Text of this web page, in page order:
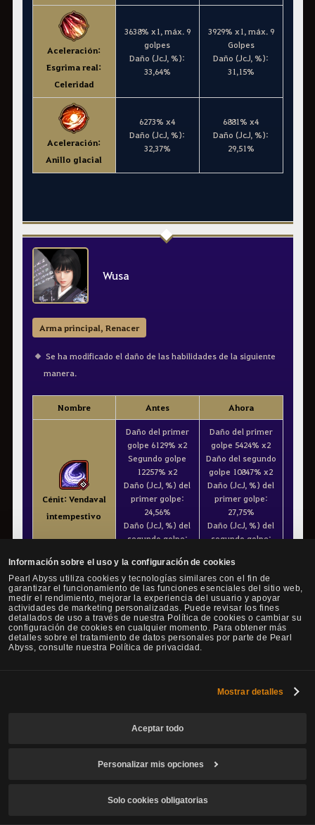
Información sobre el uso y la configuración de cookies
Pearl Abyss utiliza cookies y tecnologías similares con el fin de
garantizar el funcionamiento de las funciones esenciales del sitio web,
medir el rendimiento, mejorar la experiencia del usuario y apoyar
actividades de marketing personalizadas. Puede revisar los fines
detallados de uso a través de nuestra Política de cookies o cambiar su
configuración de cookies en cualquier momento. Para obtener más
detalles sobre el tratamiento de datos personales por parte de Pearl
Abyss, consulte nuestra Política de privacidad.
Mostrar detalles
Aceptar todo
Personalizar mis opciones
Solo cookies obligatorias
Aceleración:
Esgrima real:
Celeridad
3638% x1, máx. 9
golpes
Daño (JcJ, %):
33,64%
3929% x1, máx. 9
Golpes
Daño (JcJ, %):
31,15%
Aceleración:
Anillo glacial
6273% x4
Daño (JcJ, %):
32,37%
6881% x4
Daño (JcJ, %):
29,51%
Wusa
Arma principal, Renacer
Se ha modificado el daño de las habilidades de la siguiente
manera.
Nombre Antes Ahora
Cénit: Vendaval
intempestivo
Daño del primer
golpe 6129% x2
Segundo golpe
12257% x2
Daño (JcJ, %) del
primer golpe:
24,56%
Daño (JcJ, %) del
segundo golpe:
Daño del primer
golpe 5424% x2
Daño del segundo
golpe 10847% x2
Daño (JcJ, %) del
primer golpe:
27,75%
Daño (JcJ, %) del
segundo golpe:
Cénit: Cuatro
nobles: maehwa
III
Daño por golpe
5975% x3
Daño (JcJ, %):
31,65%
Daño por golpe
5497% x3
Daño (JcJ, %):
34,4%
5616% x3
Daño por golpe
Daño (JcJ, %):
Daño por golpe